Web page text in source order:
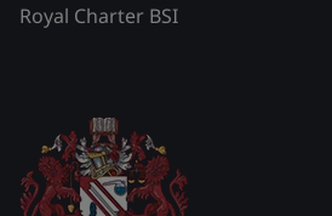
Royal Charter BSI